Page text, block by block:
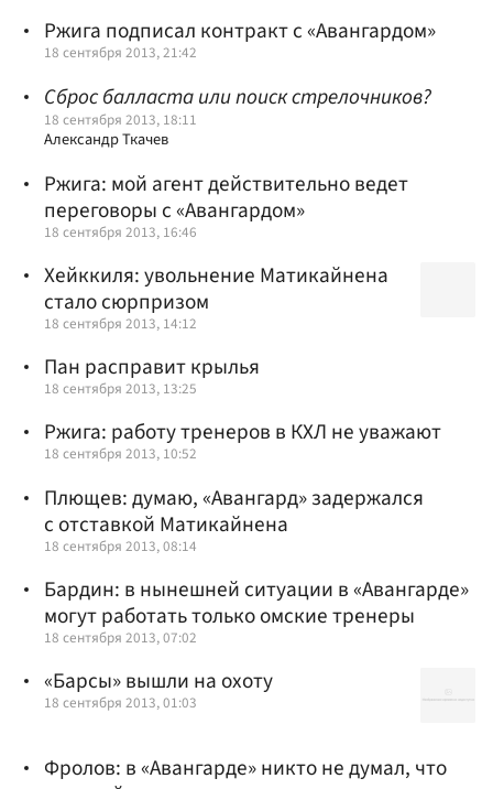
Ржига подписал контракт с «Авангардом»
18 сентября 2013, 21:42
Сброс балласта или поиск стрелочников?
18 сентября 2013, 18:11
Александр Ткачев
Ржига: мой агент действительно ведет
переговоры с «Авангардом»
18 сентября 2013, 16:46
Хейккиля: увольнение Матикайнена
стало сюрпризом
18 сентября 2013, 14:12
Пан расправит крылья
18 сентября 2013, 13:25
Ржига: работу тренеров в КХЛ не уважают
18 сентября 2013, 10:52
Плющев: думаю, «Авангард» задержался
с отставкой Матикайнена
18 сентября 2013, 08:14
Бардин: в нынешней ситуации в «Авангарде»
могут работать только омские тренеры
18 сентября 2013, 07:02
«Барсы» вышли на охоту
18 сентября 2013, 01:03
Фролов: в «Авангарде» никто не думал, что